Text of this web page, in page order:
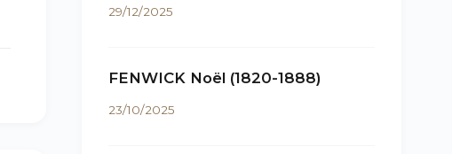
29/12/2025
FENWICK Noël (1820-1888)
23/10/2025